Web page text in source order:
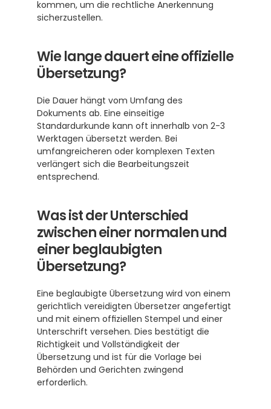
kommen, um die rechtliche Anerkennung
sicherzustellen.
Wie lange dauert eine offizielle
Übersetzung?
Die Dauer hängt vom Umfang des
Dokuments ab. Eine einseitige
Standardurkunde kann oft innerhalb von 2-3
Werktagen übersetzt werden. Bei
umfangreicheren oder komplexen Texten
verlängert sich die Bearbeitungszeit
entsprechend.
Was ist der Unterschied
zwischen einer normalen und
einer beglaubigten
Übersetzung?
Eine beglaubigte Übersetzung wird von einem
gerichtlich vereidigten Übersetzer angefertigt
und mit einem offiziellen Stempel und einer
Unterschrift versehen. Dies bestätigt die
Richtigkeit und Vollständigkeit der
Übersetzung und ist für die Vorlage bei
Behörden und Gerichten zwingend
erforderlich.